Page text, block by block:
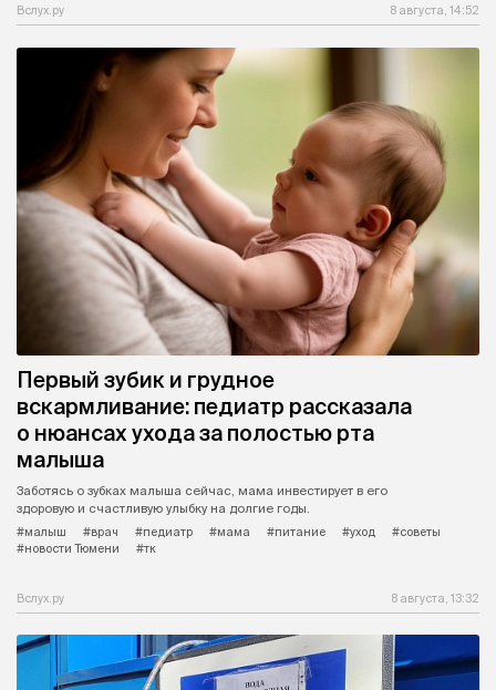
Вслух.ру 8 августа, 14:52
Первый зубик и грудное
вскармливание: педиатр рассказала
о нюансах ухода за полостью рта
малыша
Заботясь о зубках малыша сейчас, мама инвестирует в его
здоровую и счастливую улыбку на долгие годы.
#малыш
#врач #педиатр #мама #питание #уход
#советы
#новости Тюмени
#тк
Вслух.ру 8 августа, 13:32